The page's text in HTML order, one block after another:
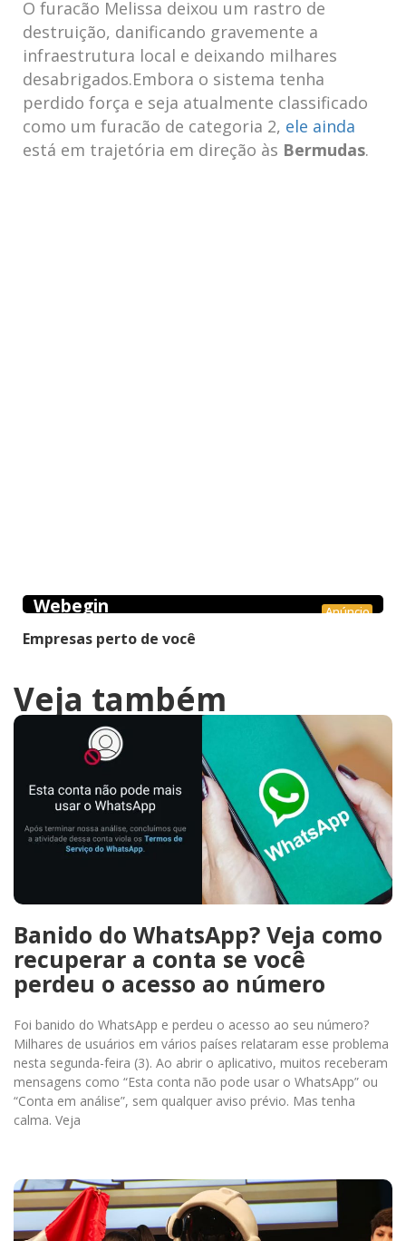
O furacão⁤ Melissa deixou um rastro de
destruição, danificando gravemente a
⁣infraestrutura⁤ local e ​deixando milhares
‍desabrigados.Embora​ o sistema tenha
perdido força e​ seja atualmente classificado‌
como um furacão de categoria ​2, ele ainda
está em trajetória ⁢em⁤ direção⁤ às Bermudas.
Anúncio
Webegin
Empresas perto de você
Veja também
Banido do WhatsApp? Veja como
recuperar a conta se você
perdeu o acesso ao número
Foi banido do WhatsApp e perdeu o acesso ao seu número?
Milhares de usuários em vários países relataram esse problema
nesta segunda-feira (3). Ao abrir o aplicativo, muitos receberam
mensagens como “Esta conta não pode usar o WhatsApp” ou
“Conta em análise”, sem qualquer aviso prévio. Mas tenha
calma. Veja